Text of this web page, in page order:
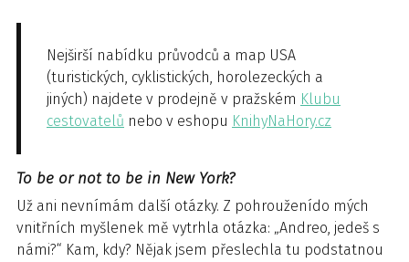
Nejširší nabídku průvodců a map USA
(turistických, cyklistických, horolezeckých a
jiných) najdete v prodejně v pražském Klubu
cestovatelů nebo v eshopu KnihyNaHory.cz
To be or not to be in New York?
Už ani nevnímám další otázky. Z pohrouženído mých
vnitřních myšlenek mě vytrhla otázka: „Andreo, jedeš s
námi?“ Kam, kdy? Nějak jsem přeslechla tu podstatnou